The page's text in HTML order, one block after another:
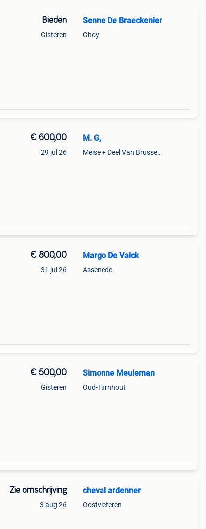
Bieden
Gisteren
Senne De Braeckenier
Ghoy
€ 600,00
29 jul 26
M. G,
Meise + Deel Van Brussegem
€ 800,00
31 jul 26
Margo De Valck
Assenede
€ 500,00
Gisteren
Simonne Meuleman
Oud-Turnhout
Zie omschrijving
3 aug 26
cheval ardenner
Oostvleteren